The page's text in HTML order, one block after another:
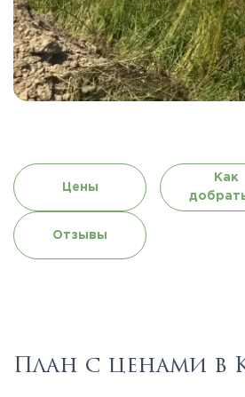
Цены
Как
Отзывы
План с ценами в